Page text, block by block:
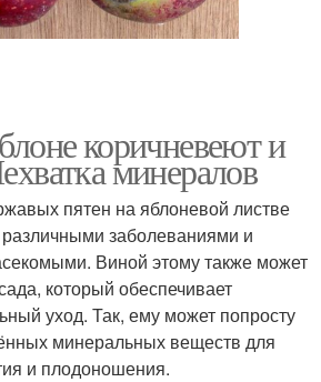
коричневеют и
минералов
пятен на яблоневой листве
различными заболеваниями и
Виной этому также может
который обеспечивает
уход. Так, ему может попросту
минеральных веществ для
и плодоношения.